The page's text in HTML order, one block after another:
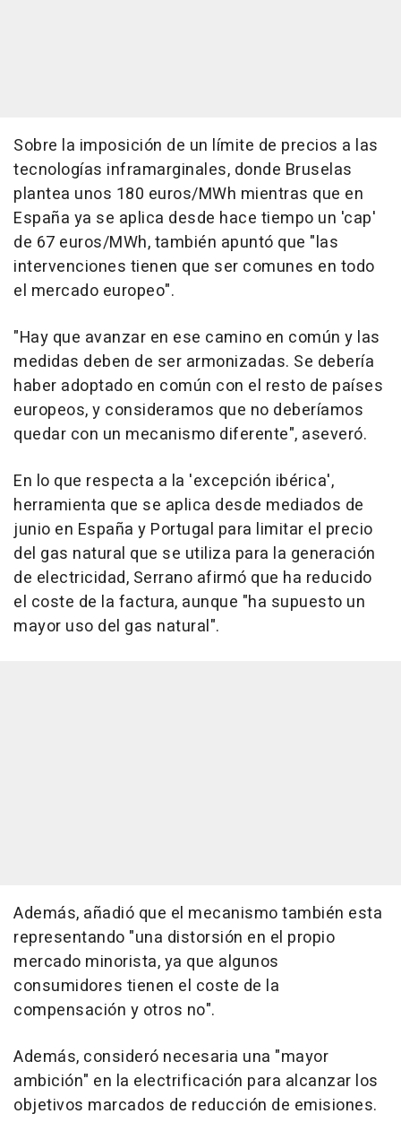
Sobre la imposición de un límite de precios a las
tecnologías inframarginales, donde Bruselas
plantea unos 180 euros/MWh mientras que en
España ya se aplica desde hace tiempo un 'cap'
de 67 euros/MWh, también apuntó que "las
intervenciones tienen que ser comunes en todo
el mercado europeo".
"Hay que avanzar en ese camino en común y las
medidas deben de ser armonizadas. Se debería
haber adoptado en común con el resto de países
europeos, y consideramos que no deberíamos
quedar con un mecanismo diferente", aseveró.
En lo que respecta a la 'excepción ibérica',
herramienta que se aplica desde mediados de
junio en España y Portugal para limitar el precio
del gas natural que se utiliza para la generación
de electricidad, Serrano afirmó que ha reducido
el coste de la factura, aunque "ha supuesto un
mayor uso del gas natural".
Además, añadió que el mecanismo también esta
representando "una distorsión en el propio
mercado minorista, ya que algunos
consumidores tienen el coste de la
compensación y otros no".
Además, consideró necesaria una "mayor
ambición" en la electrificación para alcanzar los
objetivos marcados de reducción de emisiones.